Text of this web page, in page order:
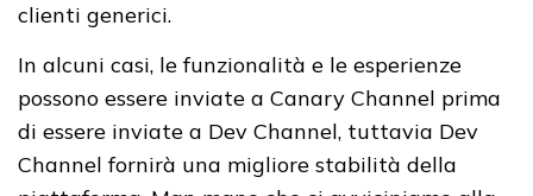
clienti generici.
In alcuni casi, le funzionalità e le esperienze
possono essere inviate a Canary Channel prima
di essere inviate a Dev Channel, tuttavia Dev
Channel fornirà una migliore stabilità della